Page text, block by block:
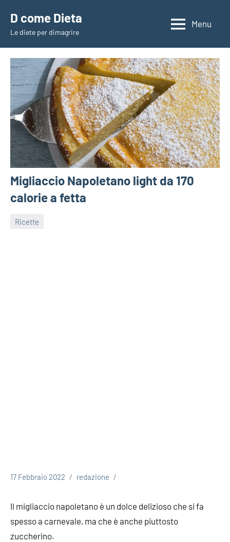
contenuto
D come Dieta
Le diete per dimagrire
Menu
Migliaccio Napoletano light da 170
calorie a fetta
Ricette
17 Febbraio 2022 redazione
Il migliaccio napoletano è un dolce delizioso che si fa
spesso a carnevale, ma che è anche piuttosto
zuccherino.